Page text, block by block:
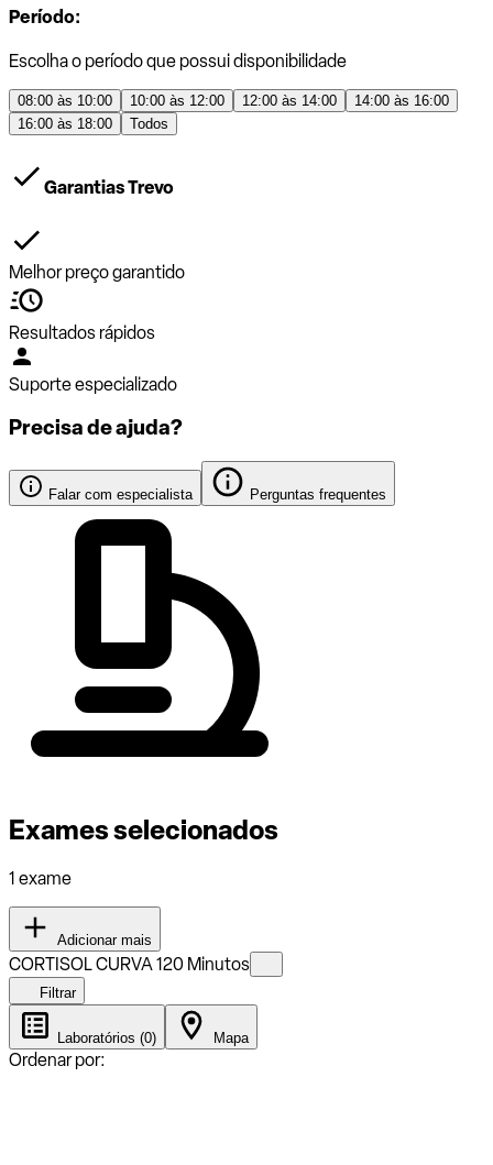
Período:
Escolha o período que possui disponibilidade
08:00 às 10:00 10:00 às 12:00 12:00 às 14:00
14:00 às 16:00
16:00 às 18:00
Todos
Garantias Trevo
Melhor preço garantido
Resultados rápidos
Suporte especializado
Precisa de ajuda?
Falar com especialista Perguntas frequentes
Exames selecionados
1 exame
Adicionar mais
CORTISOL CURVA 120 Minutos
Filtrar
Laboratórios (0) Mapa
Ordenar por: